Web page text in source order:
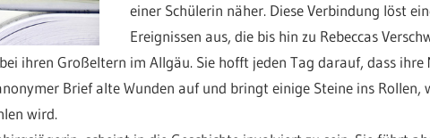
einer Schülerin näher. Diese Verbindung löst
Ereignissen aus, die bis hin zu Rebeccas
ihren Großeltern im Allgäu. Sie hofft jeden Tag darauf, dass
Brief alte Wunden auf und bringt einige Steine ins Rollen,
wird.